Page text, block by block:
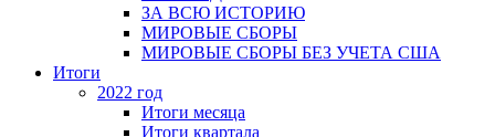
ЗА ВСЮ ИСТОРИЮ
МИРОВЫЕ СБОРЫ
МИРОВЫЕ СБОРЫ БЕЗ УЧЕТА США
Итоги
2022 год
Итоги месяца
Итоги квартала